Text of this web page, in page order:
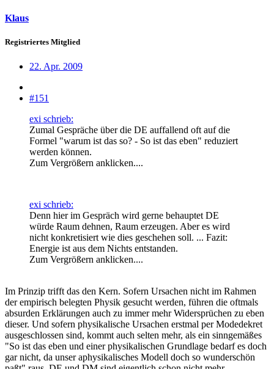
Klaus
Registriertes Mitglied
22. Apr. 2009
#151
exi schrieb:
Zumal Gespräche über die DE auffallend oft auf die
Formel "warum ist das so? - So ist das eben" reduziert
werden können.
Zum Vergrößern anklicken....
exi schrieb:
Denn hier im Gespräch wird gerne behauptet DE
würde Raum dehnen, Raum erzeugen. Aber es wird
nicht konkretisiert wie dies geschehen soll. ... Fazit:
Energie ist aus dem Nichts entstanden.
Zum Vergrößern anklicken....
Im Prinzip trifft das den Kern. Sofern Ursachen nicht im Rahmen
der empirisch belegten Physik gesucht werden, führen die oftmals
absurden Erklärungen auch zu immer mehr Widersprüchen zu eben
dieser. Und sofern physikalische Ursachen erstmal per Modedekret
ausgeschlossen sind, kommt auch selten mehr, als ein sinngemäßes
"So ist das eben und einer physikalischen Grundlage bedarf es doch
gar nicht, da unser aphysikalisches Modell doch so wunderschön